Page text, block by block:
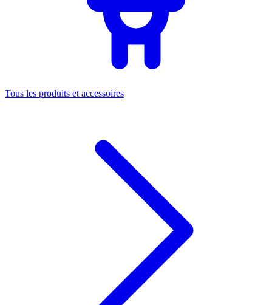
Tous les produits et accessoires